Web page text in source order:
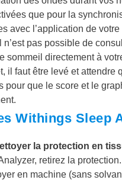
que pour la
avec l’application de
n’est pas possible de
sommeil directement à
il faut être levé et attendre
pour que le score et le
Withings Sleep
la protection en
retirez la
en machine (sans